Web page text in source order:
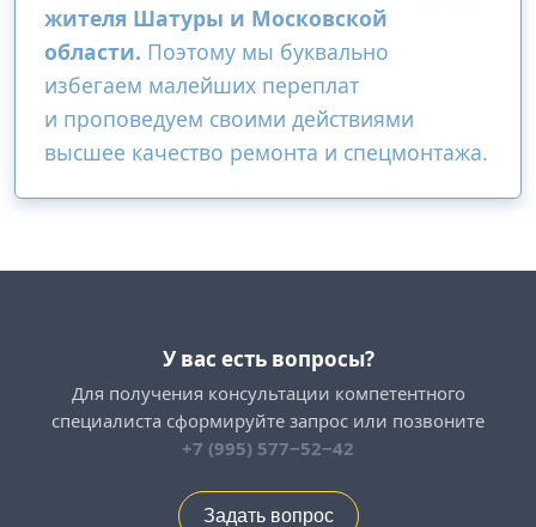
жителя Шатуры и Московской
области. Поэтому мы буквально
избегаем малейших переплат
и проповедуем своими действиями
высшее качество ремонта и спецмонтажа.
У вас есть вопросы?
Для получения консультации компетентного
специалиста сформируйте запрос или позвоните
+7 (995) 577−52−42
Задать вопрос